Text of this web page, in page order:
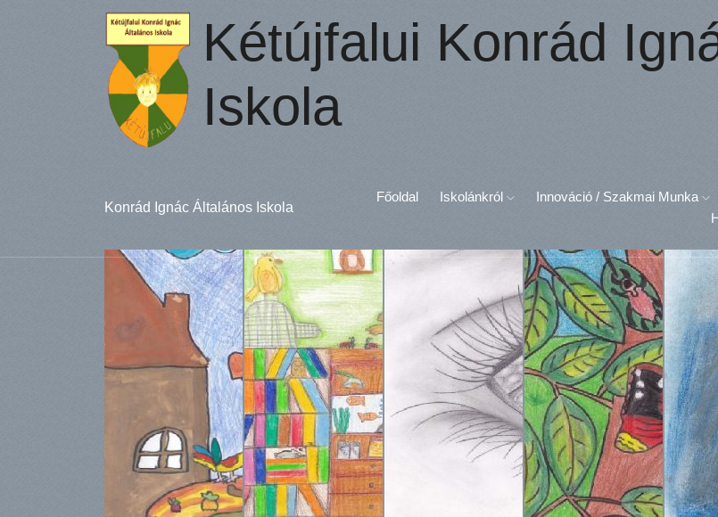
Kétújfalui Konrád
Iskola
Konrád Ignác Általános Iskola
Főoldal Iskolánkról Innováció / Szakmai Munka